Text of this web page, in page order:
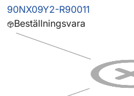
90NX09Y2-R90011
Beställningsvara